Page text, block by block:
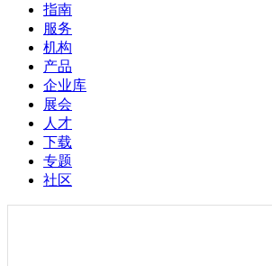
指南
服务
机构
产品
企业库
展会
人才
下载
专题
社区